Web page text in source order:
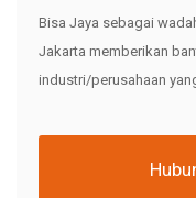
Bisa Jaya sebagai
Jakarta memberikan
industri/perusahaan